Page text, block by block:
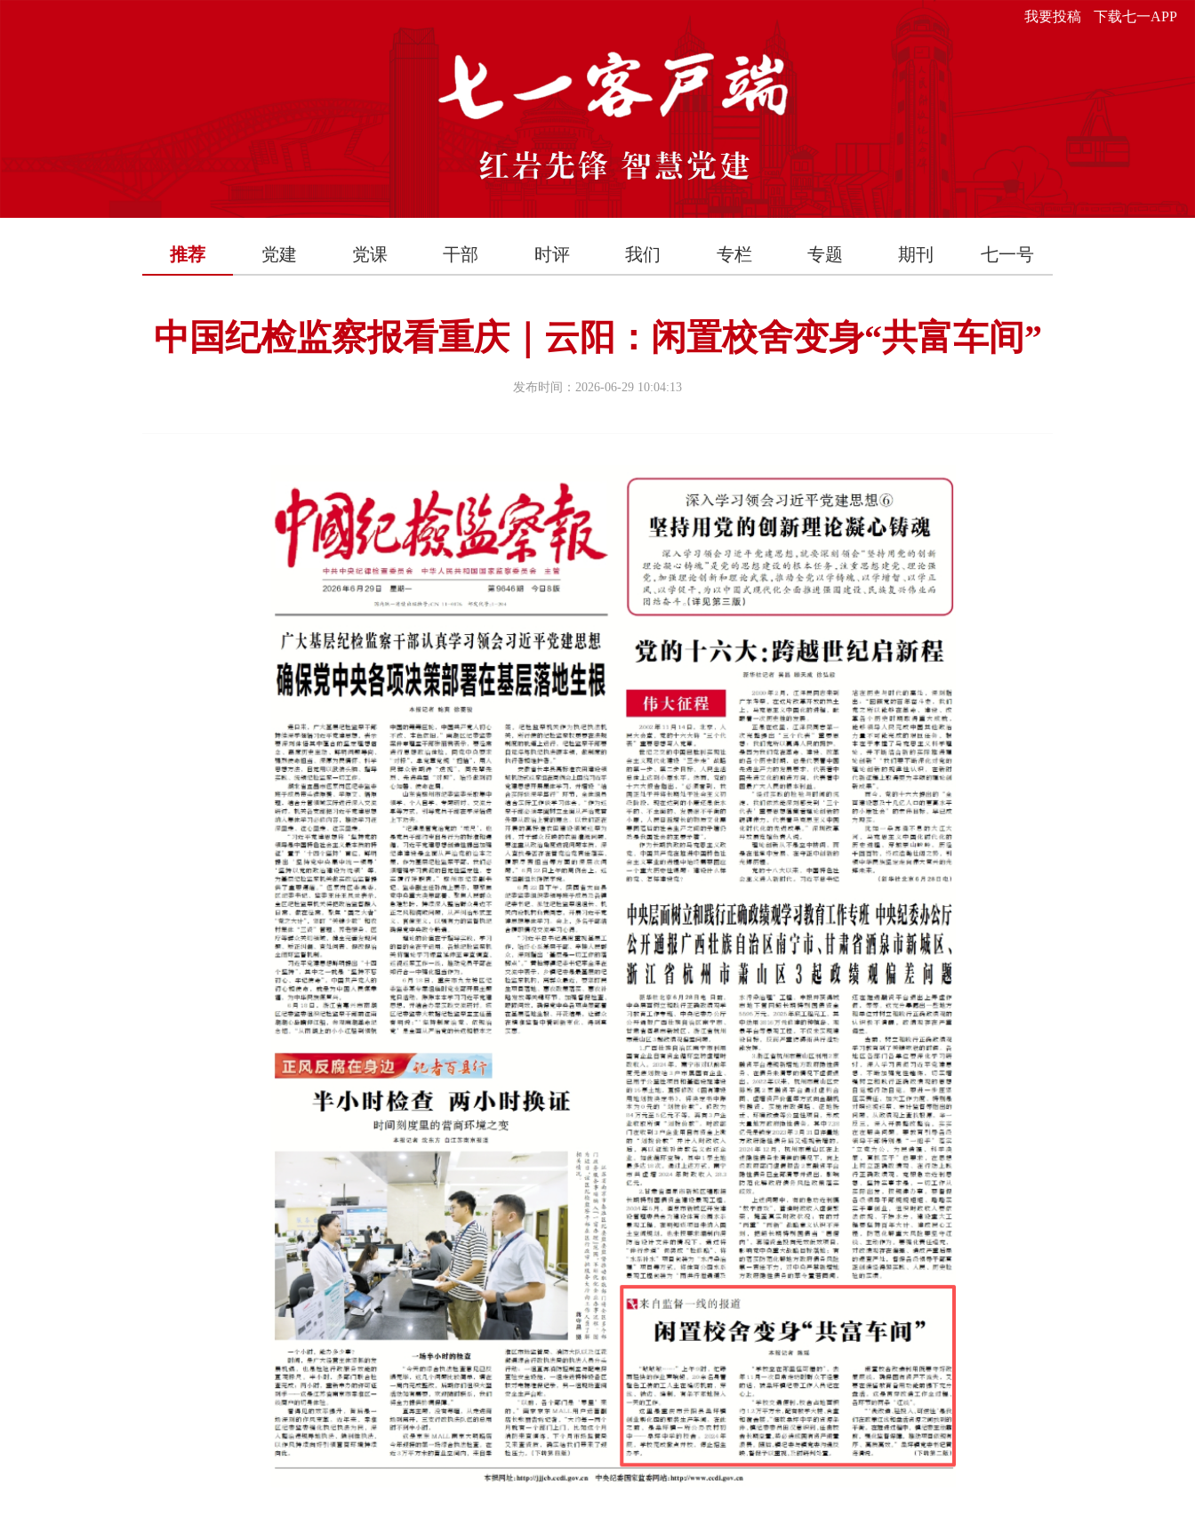
我要投稿 下载七一APP
推荐 党建 党课 干部 时评 我们 专栏 专题 期刊 七一号
中国纪检监察报看重庆｜云阳：闲置校舍变身“共富车间”
发布时间：2026-06-29 10:04:13